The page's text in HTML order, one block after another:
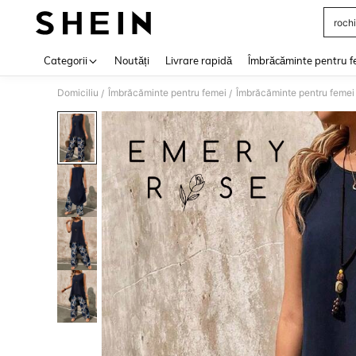
Categorii Noutăți Livrare rapidă Îmbrăcăminte pentru
Domiciliu / Îmbrăcăminte pentru femei / Îmbrăcăminte pentru femei